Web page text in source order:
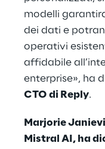
modelli
dei dati e
operativi
affidabile
enterprise», ha
CTO di Reply.
Marjorie
Mistral AI, ha